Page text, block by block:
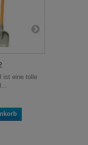
ist eine tolle